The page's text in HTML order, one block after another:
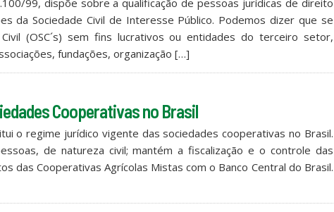
da Sociedade Civil de Interesse Público. Podemos dizer que se
(OSC´s) sem fins lucrativos ou entidades do terceiro setor,
fundações, organização […]
Cooperativas no Brasil
o regime jurídico vigente das sociedades cooperativas no Brasil.
de natureza civil; mantém a fiscalização e o controle das
das Cooperativas Agrícolas Mistas com o Banco Central do Brasil.